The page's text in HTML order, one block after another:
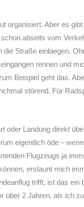
organisiert. Aber es
abseits vom
Straße einbiegen.
rennen und
Beispiel geht das.
störend. Für
oder Landung direkt
eigentlich öde –
Flugzeugs ja
erstaunt mich
trifft, ist das ein
über 2 Jahren, als ich